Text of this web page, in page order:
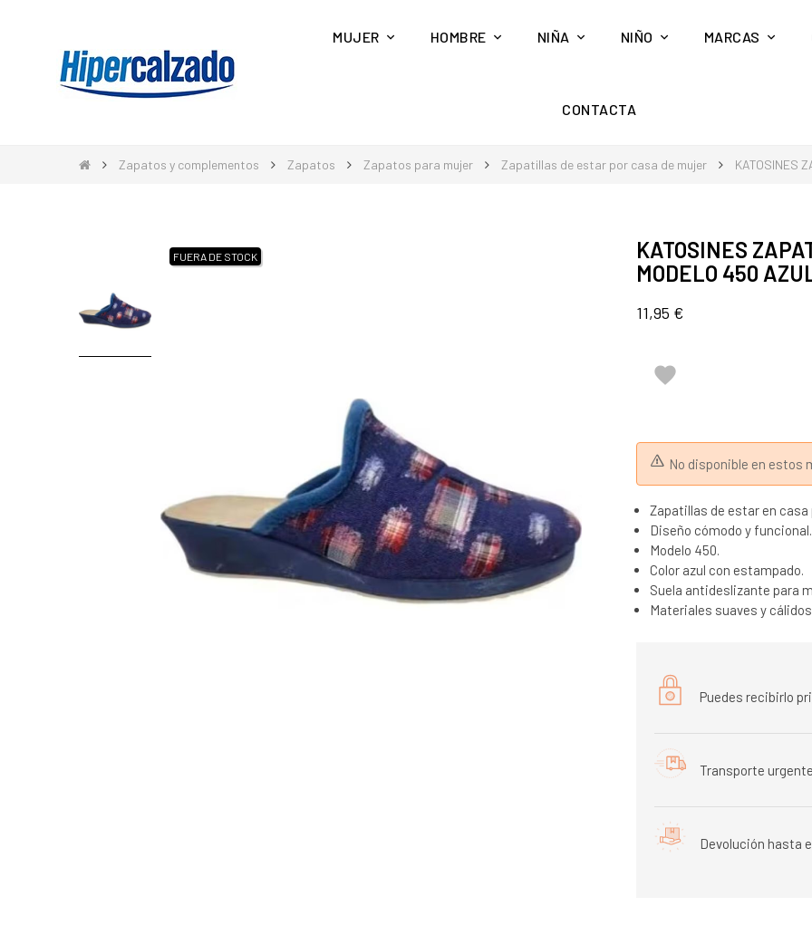
MUJER HOMBRE NIÑA NIÑO MARCAS
CONTACTA
Zapatos y complementos Zapatos Zapatos para mujer Zapatillas de estar por casa de mujer KATOSINES
FUERA DE STOCK
KATOSINES
MODELO 450
11,95 €

No disponible en estos
Zapatillas de estar en casa
Diseño cómodo y funcional.
Modelo 450.
Color azul con estampado.
Suela antideslizante para
Materiales suaves y
Puedes recibirlo
Transporte
Devolución hasta